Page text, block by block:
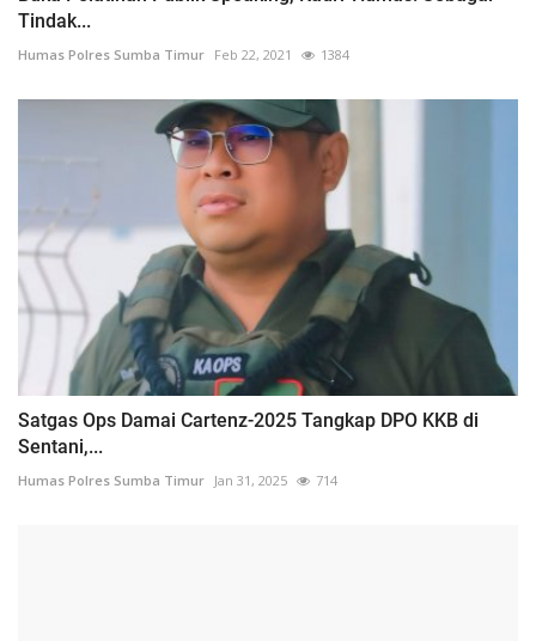
Tindak...
Humas Polres Sumba Timur Feb 22, 2021 1384
Satgas Ops Damai Cartenz-2025 Tangkap DPO KKB di
Sentani,...
Humas Polres Sumba Timur Jan 31, 2025 714